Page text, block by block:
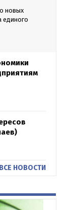
новых
единого
ВСЕ НОВОСТИ